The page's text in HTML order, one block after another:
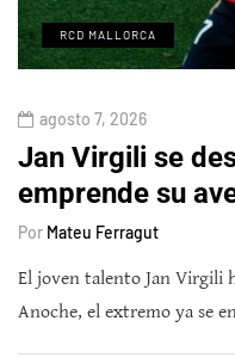
RCD MALLORCA
agosto 7, 2026
Jan Virgili se
emprende su
Por Mateu Ferragut
El joven talento Jan Virgili
Anoche, el extremo ya se